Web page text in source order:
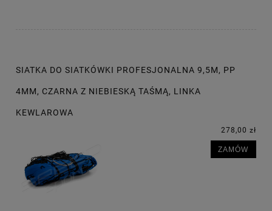
SIATKA DO SIATKÓWKI PROFESJONALNA 9,5M, PP
4MM, CZARNA Z NIEBIESKĄ TAŚMĄ, LINKA
KEWLAROWA
278,00 zł
ZAMÓW